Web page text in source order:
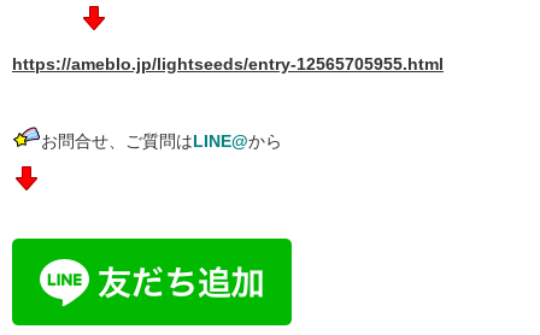
https://ameblo.jp/lightseeds/entry-12565705955.html
お問合せ、ご質問はLINE@から